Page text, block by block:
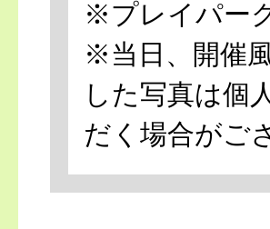
※プレイパー
※当日、開催
した写真は個
だく場合がご